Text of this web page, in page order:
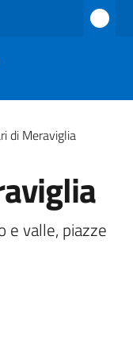
di Meraviglia
e valle, piazze